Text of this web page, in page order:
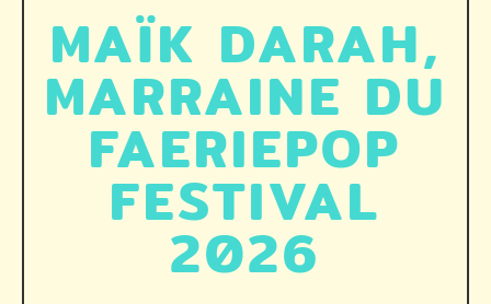
MAÏK DARAH,
MARRAINE DU
FAERIEPOP
FESTIVAL
2026